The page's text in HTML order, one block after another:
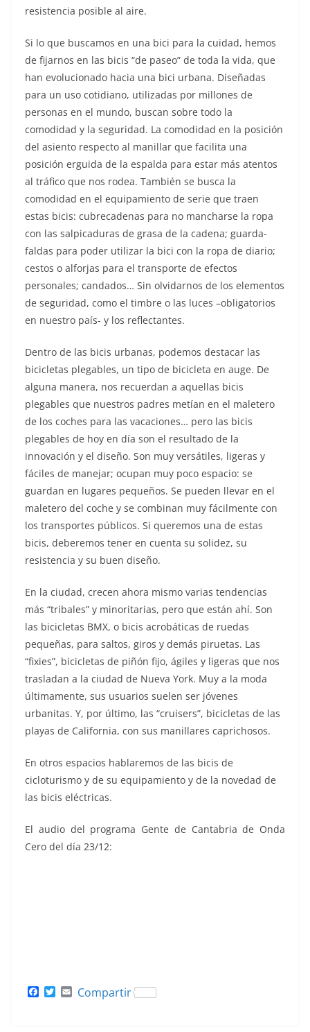
resistencia posible al aire.
Si lo que buscamos en una bici para la cuidad, hemos
de fijarnos en las bicis “de paseo” de toda la vida, que
han evolucionado hacia una bici urbana. Diseñadas
para un uso cotidiano, utilizadas por millones de
personas en el mundo, buscan sobre todo la
comodidad y la seguridad. La comodidad en la posición
del asiento respecto al manillar que facilita una
posición erguida de la espalda para estar más atentos
al tráfico que nos rodea. También se busca la
comodidad en el equipamiento de serie que traen
estas bicis: cubrecadenas para no mancharse la ropa
con las salpicaduras de grasa de la cadena; guarda-
faldas para poder utilizar la bici con la ropa de diario;
cestos o alforjas para el transporte de efectos
personales; candados… Sin olvidarnos de los elementos
de seguridad, como el timbre o las luces –obligatorios
en nuestro país- y los reflectantes.
Dentro de las bicis urbanas, podemos destacar las
bicicletas plegables, un tipo de bicicleta en auge. De
alguna manera, nos recuerdan a aquellas bicis
plegables que nuestros padres metían en el maletero
de los coches para las vacaciones… pero las bicis
plegables de hoy en día son el resultado de la
innovación y el diseño. Son muy versátiles, ligeras y
fáciles de manejar; ocupan muy poco espacio: se
guardan en lugares pequeños. Se pueden llevar en el
maletero del coche y se combinan muy fácilmente con
los transportes públicos. Si queremos una de estas
bicis, deberemos tener en cuenta su solidez, su
resistencia y su buen diseño.
En la ciudad, crecen ahora mismo varias tendencias
más “tribales” y minoritarias, pero que están ahí. Son
las bicicletas BMX, o bicis acrobáticas de ruedas
pequeñas, para saltos, giros y demás piruetas. Las
“fixies”, bicicletas de piñón fijo, ágiles y ligeras que nos
trasladan a la ciudad de Nueva York. Muy a la moda
últimamente, sus usuarios suelen ser jóvenes
urbanitas. Y, por último, las “cruisers”, bicicletas de las
playas de California, con sus manillares caprichosos.
En otros espacios hablaremos de las bicis de
cicloturismo y de su equipamiento y de la novedad de
las bicis eléctricas.
El audio del programa Gente de Cantabria de Onda
Cero del día 23/12:
T Compartir